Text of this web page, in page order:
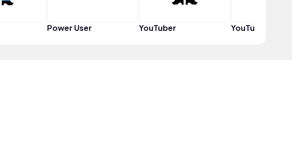
Power User YouTuber YouTuber